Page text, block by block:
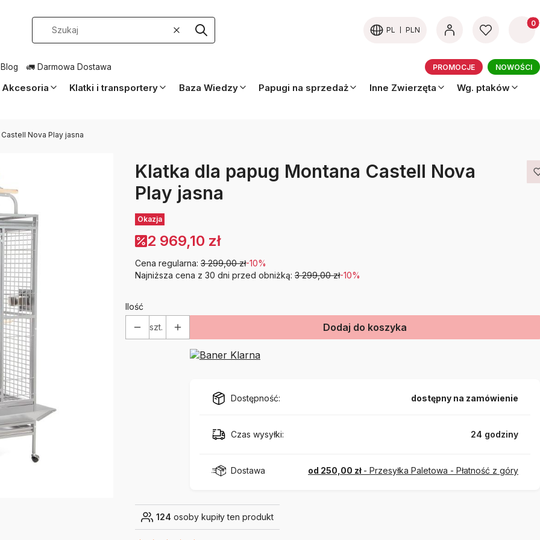
WyczyśćSzukaj PL PLN
🚛 Darmowa Dostawa PROMOCJE NOWOŚCI
Akcesoria Klatki i transportery Baza Wiedzy Papugi na sprzedaż Inne Zwierzęta Wg. ptaków
Nova Play jasna
Klatka dla papug Montana Castell Nova
Play jasna
Etykiety
Okazja
2 969,10 zł
Cena regularna: 3 299,00 zł-10%
Najniższa cena z 30 dni przed obniżką: 3 299,00 zł-10%
Ilość
szt.
Dodaj do koszyka
Dostępność: dostępny na zamówienie
Czas wysyłki: 24 godziny
Dostawa od 250,00 zł - Przesyłka Paletowa - Płatność z góry
124 osoby kupiły ten produkt